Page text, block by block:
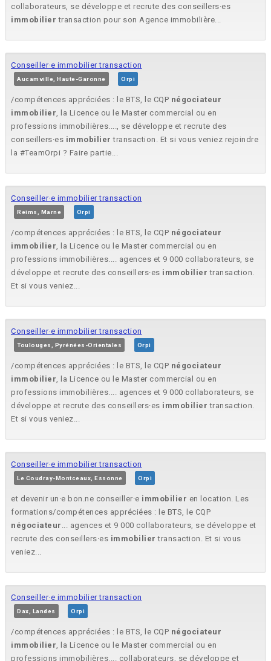
collaborateurs, se développe et recrute des conseillers·es
immobilier transaction pour son Agence immobilière...
Conseiller·e immobilier transaction
Aucamville, Haute-Garonne Orpi
/compétences appréciées : le BTS, le CQP négociateur
immobilier, la Licence ou le Master commercial ou en
professions immobilières...., se développe et recrute des
conseillers·es immobilier transaction. Et si vous veniez rejoindre
la #TeamOrpi ? Faire partie...
Conseiller·e immobilier transaction
Reims, Marne Orpi
/compétences appréciées : le BTS, le CQP négociateur
immobilier, la Licence ou le Master commercial ou en
professions immobilières.... agences et 9 000 collaborateurs, se
développe et recrute des conseillers·es immobilier transaction.
Et si vous veniez...
Conseiller·e immobilier transaction
Toulouges, Pyrénées-Orientales Orpi
/compétences appréciées : le BTS, le CQP négociateur
immobilier, la Licence ou le Master commercial ou en
professions immobilières.... agences et 9 000 collaborateurs, se
développe et recrute des conseillers·es immobilier transaction.
Et si vous veniez...
Conseiller·e immobilier transaction
Le Coudray-Montceaux, Essonne Orpi
et devenir un·e bon.ne conseiller·e immobilier en location. Les
formations/compétences appréciées : le BTS, le CQP
négociateur ... agences et 9 000 collaborateurs, se développe et
recrute des conseillers·es immobilier transaction. Et si vous
veniez...
Conseiller·e immobilier transaction
Dax, Landes Orpi
/compétences appréciées : le BTS, le CQP négociateur
immobilier, la Licence ou le Master commercial ou en
professions immobilières.... collaborateurs, se développe et